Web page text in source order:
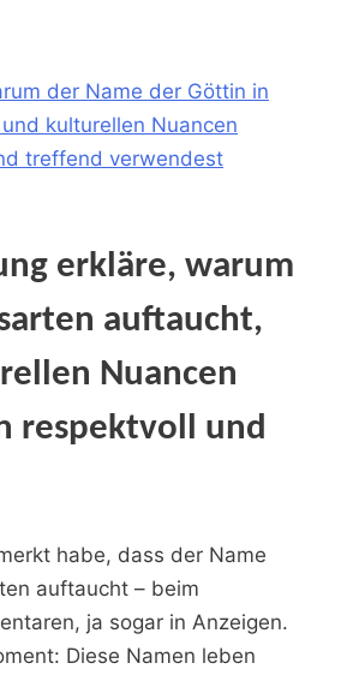
der Name⁢ der Göttin in
⁤kulturellen‍ Nuancen
treffend verwendest
erkläre, warum
‍auftaucht,
Nuancen
respektvoll und
habe, ​dass⁤ der ⁣Name
auftaucht – beim
ja sogar in ⁤Anzeigen.
Diese Namen ​leben